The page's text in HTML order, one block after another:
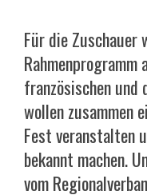
Für die Zuschauer
französischen und
wollen zusammen
Fest veranstalten
bekannt machen.
vom